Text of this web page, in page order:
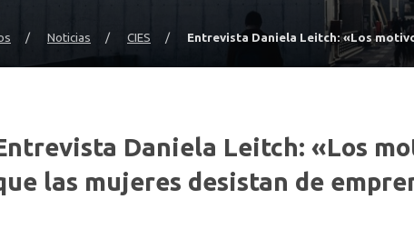
/ Noticias / CIES / Entrevista Daniela Leitch: «Los
Daniela Leitch: «Los
las mujeres desistan de